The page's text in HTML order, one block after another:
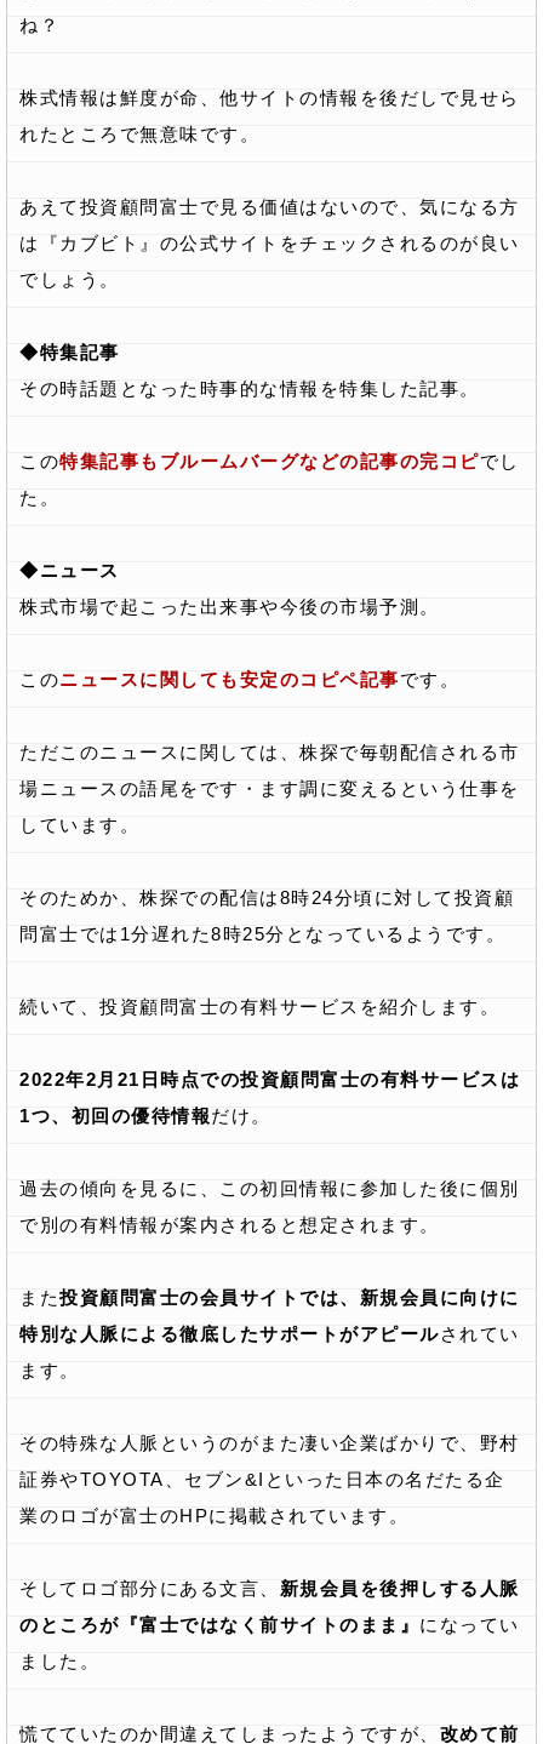
ね？
株式情報は鮮度が命、他サイトの情報を後だしで見せら
れたところで無意味です。
あえて投資顧問富士で見る価値はないので、気になる方
は『カブビト』の公式サイトをチェックされるのが良い
でしょう。
◆特集記事
その時話題となった時事的な情報を特集した記事。
この特集記事もブルームバーグなどの記事の完コピでし
た。
◆ニュース
株式市場で起こった出来事や今後の市場予測。
このニュースに関しても安定のコピペ記事です。
ただこのニュースに関しては、株探で毎朝配信される市
場ニュースの語尾をです・ます調に変えるという仕事を
しています。
そのためか、株探での配信は8時24分頃に対して投資顧
問富士では1分遅れた8時25分となっているようです。
続いて、投資顧問富士の有料サービスを紹介します。
2022年2月21日時点での投資顧問富士の有料サービスは
1つ、初回の優待情報だけ。
過去の傾向を見るに、この初回情報に参加した後に個別
で別の有料情報が案内されると想定されます。
また投資顧問富士の会員サイトでは、新規会員に向けに
特別な人脈による徹底したサポートがアピールされてい
ます。
その特殊な人脈というのがまた凄い企業ばかりで、野村
証券やTOYOTA、セブン&Iといった日本の名だたる企
業のロゴが富士のHPに掲載されています。
そしてロゴ部分にある文言、 新規会員を後押しする人脈
のところが『富士ではなく前サイトのまま』 になってい
ました。
慌てていたのか間違えてしまったようですが、 改めて前